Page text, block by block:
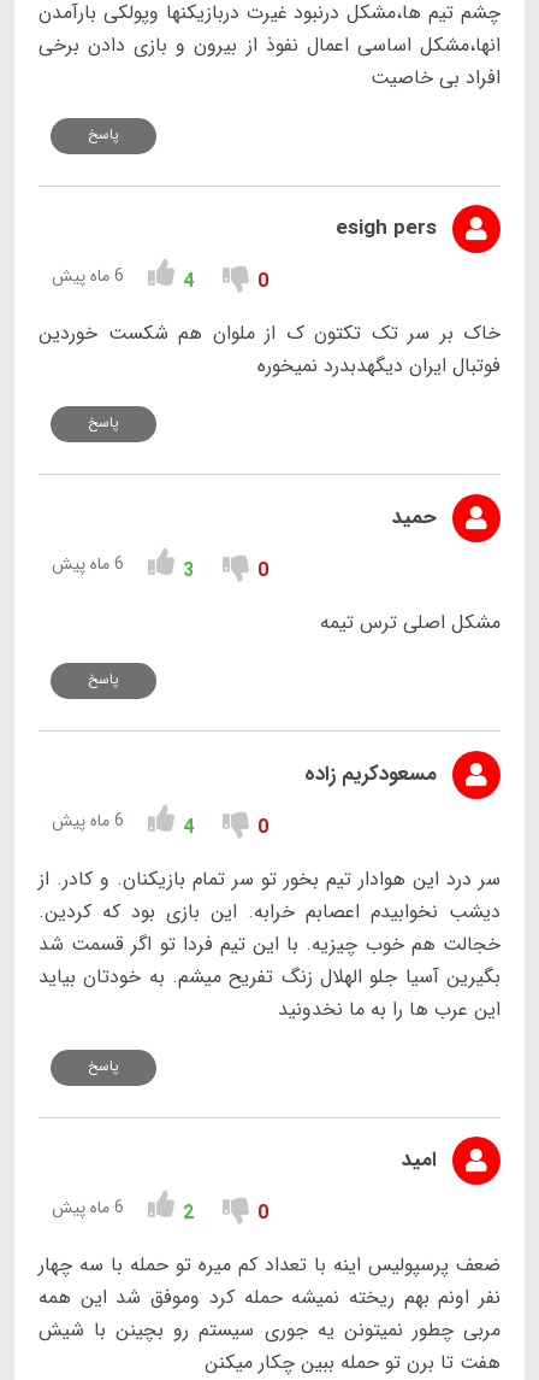
چشم تیم ها،مشکل درنبود غیرت دربازیکنها وپولکی بارآمدن
انها،مشکل اساسی اعمال نفوذ از بیرون و بازی دادن برخی
افراد بی خاصیت
پاسخ
esigh pers
0
4 6 ماه پیش
خاک بر سر تک تکتون ک‌ از ملوان هم شکست خوردین
فوتبال ایران دیگهدبدرد نمیخوره
پاسخ
حمید
0
3 6 ماه پیش
مشکل اصلی ترس تیمه
پاسخ
مسعودکریم زاده
0
4 6 ماه پیش
سر درد این هوادار تیم بخور تو سر تمام بازیکنان. و کادر. از
دیشب نخوابیدم اعصابم خرابه. این بازی بود که کردین.
خجالت هم خوب چیزیه. با این تیم فردا تو اگر قسمت شد
بگیرین آسیا جلو الهلال زنگ تفریح میشم. به خودتان بیاید
این عرب ها را به ما نخدونید
پاسخ
امید
0
2 6 ماه پیش
ضعف پرسپولیس اینه با تعداد کم میره تو حمله با سه چهار
نفر اونم بهم ریخته نمیشه حمله کرد وموفق شد این همه
مربی چطور نمیتونن یه جوری سیستم رو بچینن با شیش
هفت تا برن تو حمله ببین چکار میکنن